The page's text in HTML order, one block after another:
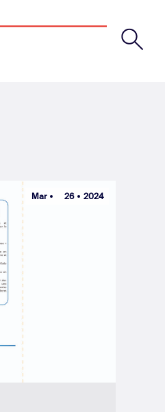
Mar 26 2024